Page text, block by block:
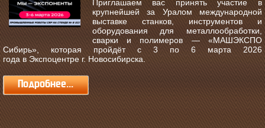
Приглашаем вас принять участие в
крупнейшей за Уралом международной
выставке станков, инструментов и
оборудования для металлообработки,
сварки и полимеров —«МАШЭКСПО
Сибирь», которая пройдёт с3 по 6 марта 2026
годавЭкспоцентре г. Новосибирска.
Подробнее...